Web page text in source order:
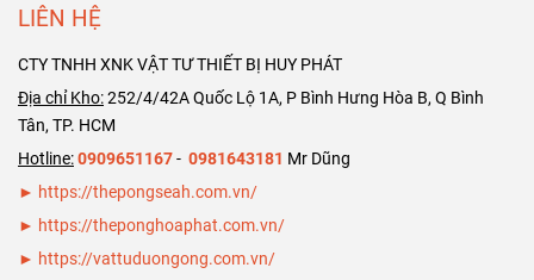
LIÊN HỆ
CTY TNHH XNK VẬT TƯ THIẾT BỊ HUY PHÁT
Địa chỉ Kho:252/4/42A Quốc Lộ 1A, P Bình Hưng Hòa B, Q Bình
Tân, TP. HCM
Hotline:0909651167- 0981643181 Mr Dũng
► https://thepongseah.com.vn/
► https://theponghoaphat.com.vn/
► https://vattuduongong.com.vn/